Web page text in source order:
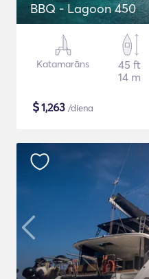
BBQ - Lagoon 450
Katamarāns
45 ft
14 m
$1,263 /diena